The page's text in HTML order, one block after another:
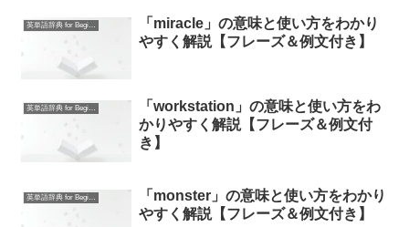
英単語辞典 for Beginners
「miracle」の意味と使い方をわかり
やすく解説【フレーズ＆例文付き】
英単語辞典 for Beginners
「workstation」の意味と使い方をわ
かりやすく解説【フレーズ＆例文付
き】
英単語辞典 for Beginners
「monster」の意味と使い方をわかり
やすく解説【フレーズ＆例文付き】